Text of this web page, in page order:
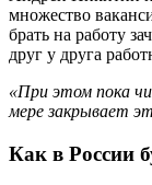
множество
брать на работу
друг у друга
«При этом пока
мере закрывает
Как в России